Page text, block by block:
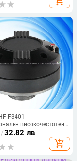
F3401
високочестотен
сценично аудио —
титанов филм;
пластмаса и желязо
/32.82 лв
add_shopping_cart